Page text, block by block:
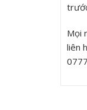
Mọi
liên